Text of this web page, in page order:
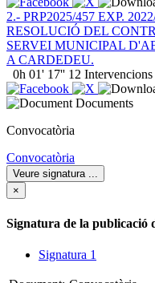
2.- PRP2025/457 EXP.
RESOLUCIÓ DEL
SERVEI MUNICIPAL
A CARDEDEU.
0h 01' 17'' 12 Intervencions
Documents
Convocatòria
Convocatòria
Veure signatura ...
×
Signatura de la publicació
Signatura 1